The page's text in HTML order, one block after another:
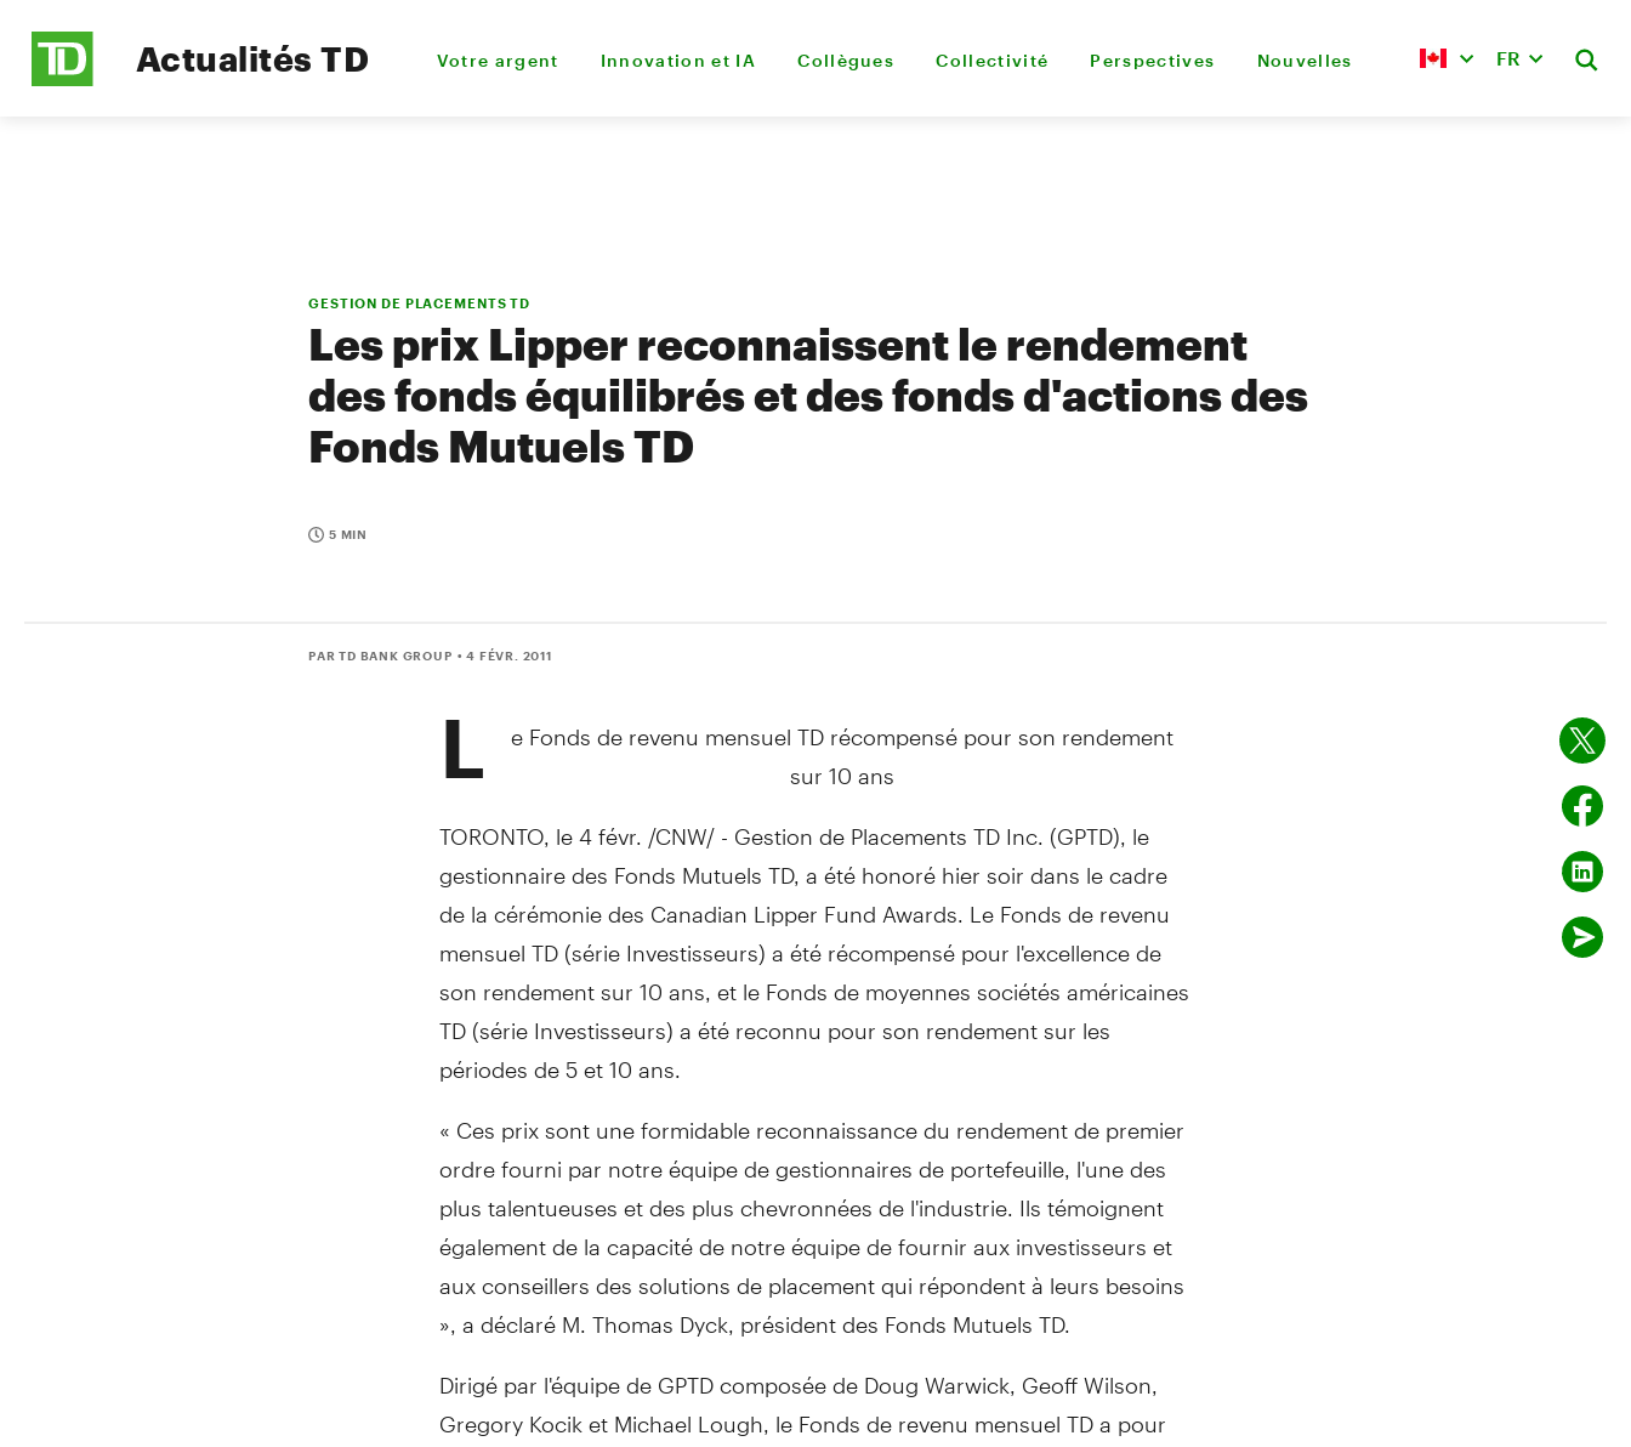
Actualités TD Votre argent Innovation et IA Collègues Collectivité Perspectives Nouvelles FR
GESTION DE PLACEMENTS TD
Les prix Lipper reconnaissent le rendement
des fonds équilibrés et des fonds d'actions des
Fonds Mutuels TD
5 MIN
PAR TD BANK GROUP • 4 FÉVR. 2011
L e Fonds de revenu mensuel TD récompensé pour son rendement
sur 10 ans
TORONTO, le 4 févr. /CNW/ - Gestion de Placements TD Inc. (GPTD), le
gestionnaire des Fonds Mutuels TD, a été honoré hier soir dans le cadre
de la cérémonie des Canadian Lipper Fund Awards. Le Fonds de revenu
mensuel TD (série Investisseurs) a été récompensé pour l'excellence de
son rendement sur 10 ans, et le Fonds de moyennes sociétés américaines
TD (série Investisseurs) a été reconnu pour son rendement sur les
périodes de 5 et 10 ans.
« Ces prix sont une formidable reconnaissance du rendement de premier
ordre fourni par notre équipe de gestionnaires de portefeuille, l'une des
plus talentueuses et des plus chevronnées de l'industrie. Ils témoignent
également de la capacité de notre équipe de fournir aux investisseurs et
aux conseillers des solutions de placement qui répondent à leurs besoins
», a déclaré M. Thomas Dyck, président des Fonds Mutuels TD.
Dirigé par l'équipe de GPTD composée de Doug Warwick, Geoff Wilson,
Gregory Kocik et Michael Lough, le Fonds de revenu mensuel TD a pour